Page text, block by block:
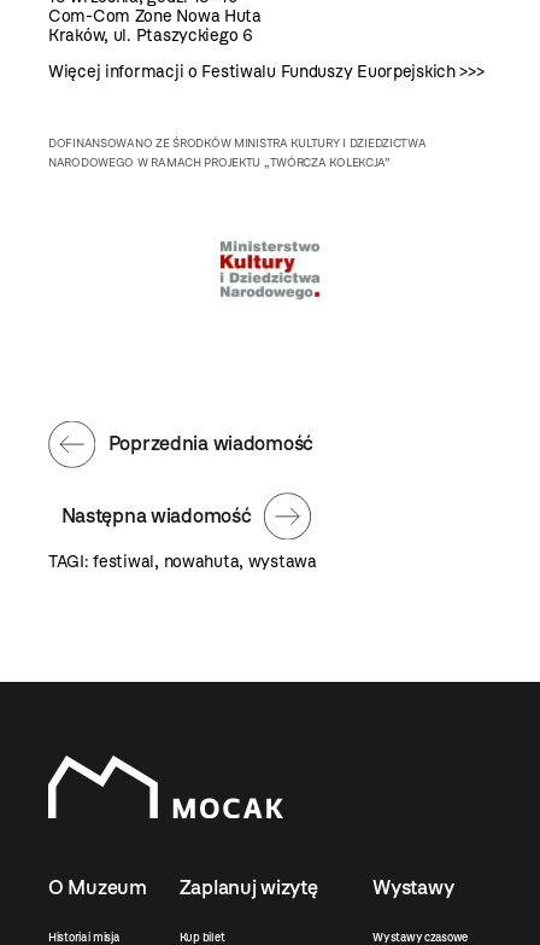
Com-Com Zone Nowa Huta
Kraków, ul. Ptaszyckiego 6
Więcej informacji o Festiwalu Funduszy Euorpejskich >>>
DOFINANSOWANO ZE ŚRODKÓW MINISTRA KULTURY I DZIEDZICTWA
NARODOWEGO W RAMACH PROJEKTU „TWÓRCZA KOLEKCJA”
Następna wiadomość
Poprzednia wiadomość
TAGI:festiwal, nowahuta, wystawa
O Muzeum
Historia i misja
Zaplanuj wizytę
Kup bilet
Wystawy
Wystawy czasowe